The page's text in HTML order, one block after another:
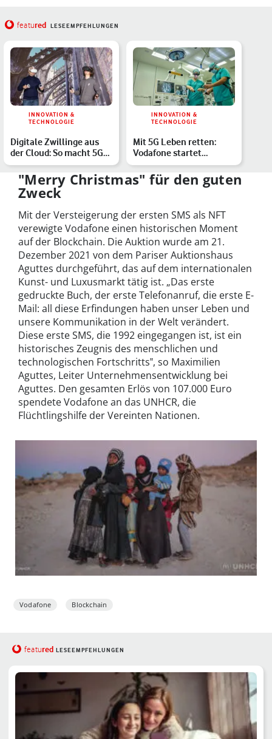
featured LESEEMPFEHLUNGEN
INNOVATION &
TECHNOLOGIE
Digitale Zwillinge aus
der Cloud: So macht 5G
Edge Computing Echt…
INNOVATION &
TECHNOLOGIE
Mit 5G Leben retten:
Vodafone startet
Echtzeit-Netz im ersten
5G-…
"Merry Christmas" für den guten
Zweck
Mit der Versteigerung der ersten SMS als NFT
verewigte Vodafone einen historischen Moment
auf der Blockchain. Die Auktion wurde am 21.
Dezember 2021 von dem Pariser Auktionshaus
Aguttes durchgeführt, das auf dem internationalen
Kunst- und Luxusmarkt tätig ist. „Das erste
gedruckte Buch, der erste Telefonanruf, die erste E-
Mail: all diese Erfindungen haben unser Leben und
unsere Kommunikation in der Welt verändert.
Diese erste SMS, die 1992 eingegangen ist, ist ein
historisches Zeugnis des menschlichen und
technologischen Fortschritts‟, so Maximilien
Aguttes, Leiter Unternehmensentwicklung bei
Aguttes. Den gesamten Erlös von 107.000 Euro
spendete Vodafone an das UNHCR, die
Flüchtlingshilfe der Vereinten Nationen.
Vodafone Blockchain
featured LESEEMPFEHLUNGEN